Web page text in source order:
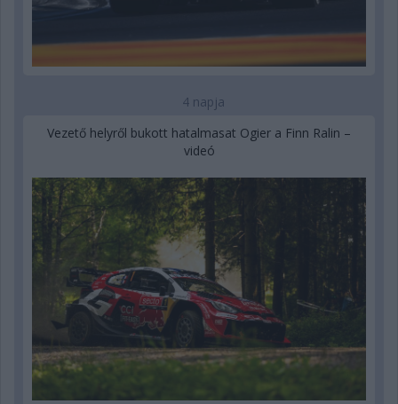
4 napja
Vezető helyről bukott hatalmasat Ogier a Finn Ralin –
videó